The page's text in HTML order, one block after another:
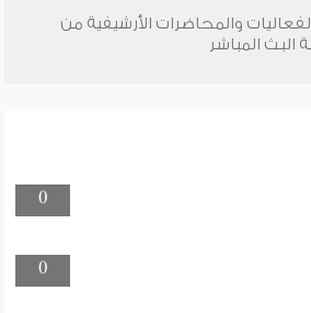
والمحاضرات الأرشيفية من
البث المباشر
0
0